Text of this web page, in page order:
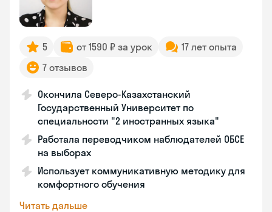
5 от 1590 ₽ за урок
17 лет опыта
7 отзывов
Окончила Северо-Казахстанский
Государственный Университет по
специальности "2 иностранных языка"
Работала переводчиком наблюдателей ОБСЕ
на выборах
Использует коммуникативную методику для
комфортного обучения
Читать дальше